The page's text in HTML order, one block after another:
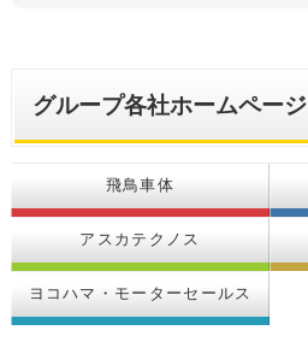
グループ各社ホームページ
飛鳥車体
アスカテクノス
ヨコハマ・モーターセールス